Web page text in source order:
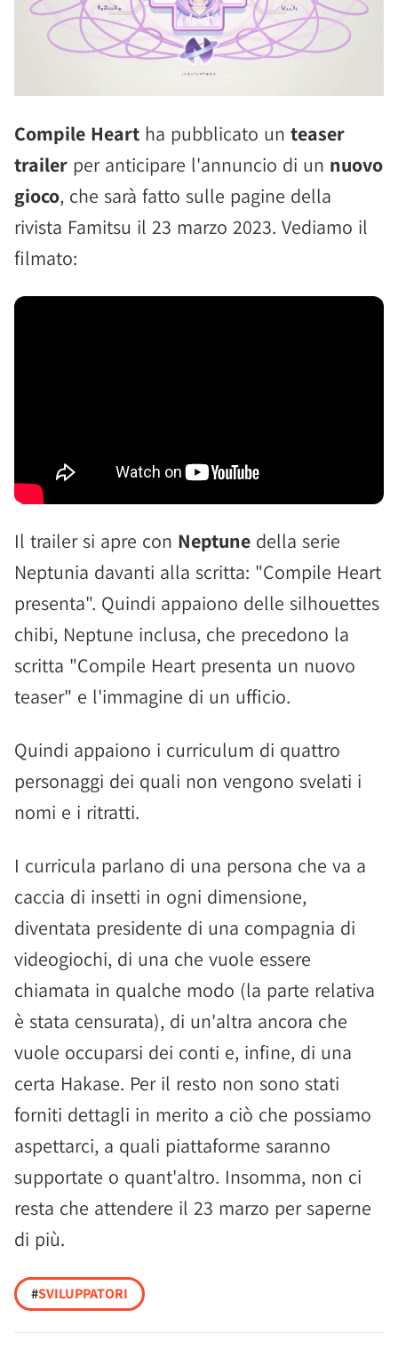
Compile Heart ha pubblicato un teaser
trailer per anticipare l'annuncio di un nuovo
gioco, che sarà fatto sulle pagine della
rivista Famitsu il 23 marzo 2023. Vediamo il
filmato:
Il trailer si apre con Neptune della serie
Neptunia davanti alla scritta: "Compile Heart
presenta". Quindi appaiono delle silhouettes
chibi, Neptune inclusa, che precedono la
scritta "Compile Heart presenta un nuovo
teaser" e l'immagine di un ufficio.
Quindi appaiono i curriculum di quattro
personaggi dei quali non vengono svelati i
nomi e i ritratti.
I curricula parlano di una persona che va a
caccia di insetti in ogni dimensione,
diventata presidente di una compagnia di
videogiochi, di una che vuole essere
chiamata in qualche modo (la parte relativa
è stata censurata), di un'altra ancora che
vuole occuparsi dei conti e, infine, di una
certa Hakase. Per il resto non sono stati
forniti dettagli in merito a ciò che possiamo
aspettarci, a quali piattaforme saranno
supportate o quant'altro. Insomma, non ci
resta che attendere il 23 marzo per saperne
di più.
#SVILUPPATORI